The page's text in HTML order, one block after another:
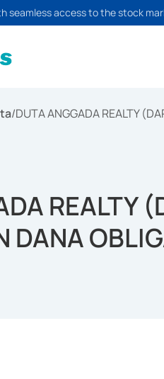
seamless access to the stock
/DUTA ANGGADA REALTY
REALTY
DANA